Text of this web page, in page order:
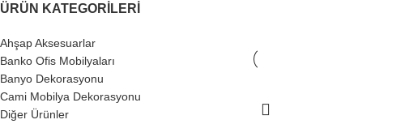
ÜRÜN KATEGORILERI
Ahşap Aksesuarlar
Banko Ofis Mobilyaları
Banyo Dekorasyonu
Cami Mobilya Dekorasyonu
Diğer Ürünler